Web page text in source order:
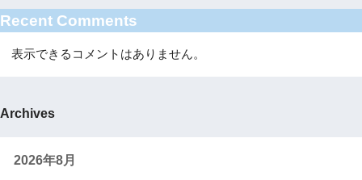
Recent Comments
表示できるコメントはありません。
Archives
2026年8月